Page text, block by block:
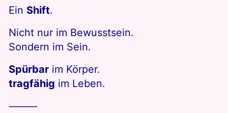
Ein Shift.
Nicht nur im Bewusstsein.
Sondern im Sein.
Spürbar im Körper.
tragfähig im Leben.
⸻